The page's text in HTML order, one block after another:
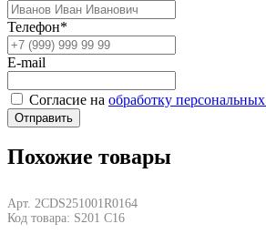
Телефон*
E-mail
Согласие на обработку
Отправить
Похожие товары
Арт. 2CDS251001R0164
Код товара: S201 C16